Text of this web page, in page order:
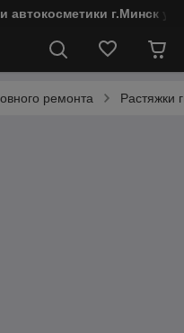
автокосметики г.Минск
ремонта Растяжки